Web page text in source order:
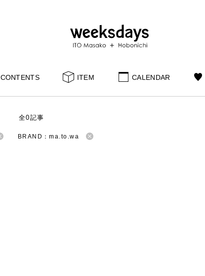
CONTENTS ITEM CALENDAR
全0記事
BRAND：ma.to.wa